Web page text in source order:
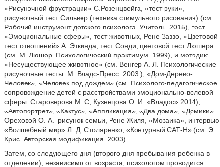
«Рисуночной фрустрации» С.Розенцвейга, «тест руки»,
рисуночный тест Сильвер (техника стимульного рисования) (см.
Рабочий инструмент детского психолога. Учитель. 2015), тест
«Эмоциональные сферы», тест животных, Рене Заззо, «Цветовой
тест отношений» А. Эткинда, тест Сонди, цветовой тест Люшера
(см. М. Люшер. Психологический практимум. 1999), и методик:
«Несуществующее животное» (см. Венгер А. Л. Психологические
рисуночные тесты. М: Владс-Пресс. 2003.), «Дом-Дерево-
Человек», «Человек под дождем» (см. Психолого-педагогическое
сопровождение детей с расстройствами эмоционально-волевой
сферы. Староверова М. С, Кузнецова О. И. «Владос» 2014),
«Автопортрет», «Кактус», «Аппликация», «Два дома», «Домики»
Ореховой О. А., рисунок семьи, Рене Жиля, «Мозаика», интервью
«Волшебный мир» Л. Д. Столяренко, «Контурный САТ-Н» (см. Э.
Крис. Авторская модификация. 2003).
Затем, со следующего дня (второго дня пребывания ребенка в
отделении), независимо от возраста, психологом проводится